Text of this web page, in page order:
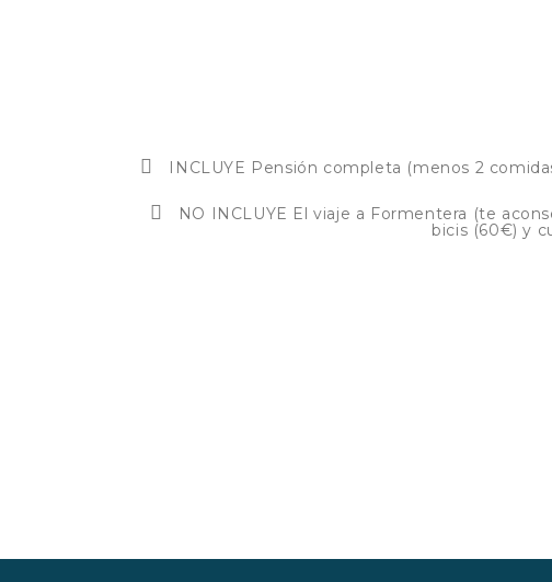
INCLUYE Pensión completa (menos 2
NO INCLUYE El viaje a Formentera (te
bicis (60€) y